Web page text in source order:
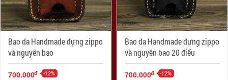
Bao da Handmade đựng zippo
và nguyên bao
700.000đ -12%
Bao da Handmade đựng zippo
và nguyên bao 20 điếu
700.000đ -12%